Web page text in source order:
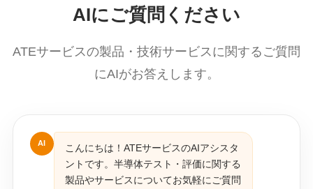
AIにご質問ください
ATEサービスの製品・技術サービスに関するご質問
にAIがお答えします。
AI
こんにちは！ATEサービスのAIアシスタ
ントです。半導体テスト・評価に関する
製品やサービスについてお気軽にご質問